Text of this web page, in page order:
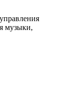
музыки,